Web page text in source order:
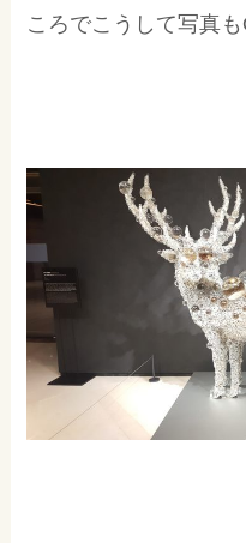
ころでこうして写真も